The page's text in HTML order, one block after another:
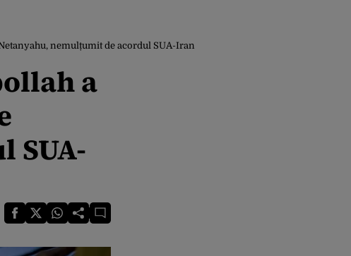
nemulțumit de acordul SUA-Iran
a
SUA-